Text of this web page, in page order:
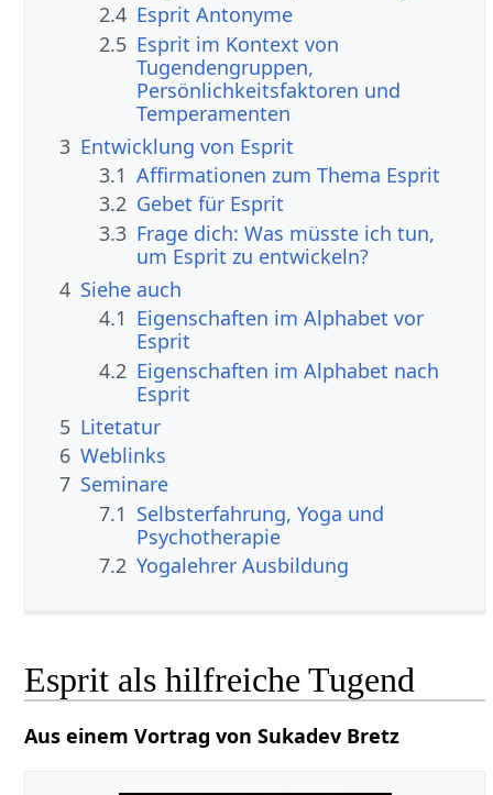
2.4 Esprit Antonyme
2.5 Esprit im Kontext von
Tugendengruppen,
Persönlichkeitsfaktoren und
Temperamenten
3 Entwicklung von Esprit
3.1 Affirmationen zum Thema Esprit
3.2 Gebet für Esprit
3.3 Frage dich: Was müsste ich tun,
um Esprit zu entwickeln?
4 Siehe auch
4.1 Eigenschaften im Alphabet vor
Esprit
4.2 Eigenschaften im Alphabet nach
Esprit
5 Litetatur
6 Weblinks
7 Seminare
7.1 Selbsterfahrung, Yoga und
Psychotherapie
7.2 Yogalehrer Ausbildung
Esprit als hilfreiche Tugend
Aus einem Vortrag von Sukadev Bretz